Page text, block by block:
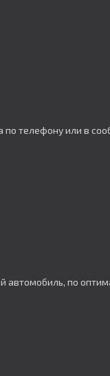
по телефону или в
по